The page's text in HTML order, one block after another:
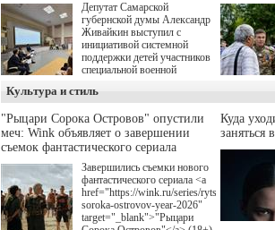
Депутат Самарской
губернской думы Александр
Живайкин выступил с
инициативой системной
поддержки детей участников
специальной военной
секции. Он озвучил ее на
"Помощь фронту и семьям
участников СВО", которая
прошла в Отрадном 7
Культура и стиль
"Рыцари Сорока Островов" опустили
меч: Wink объявляет о завершении
съемок фантастического сериала
Завершились съемки нового
фантастического сериала <a
href="https://wink.ru/series/rytsari-
soroka-ostrovov-year-2026"
target="_blank">"Рыцари
Куда
заняться